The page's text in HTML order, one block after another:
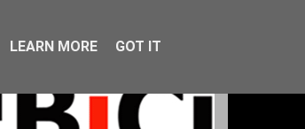
LEARN MORE GOT IT